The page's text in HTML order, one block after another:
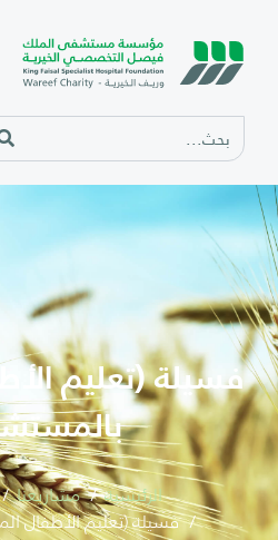
فسيلة (تعليم
الرئيسية مشاريعنا
فسيلة (تعليم الأطفال